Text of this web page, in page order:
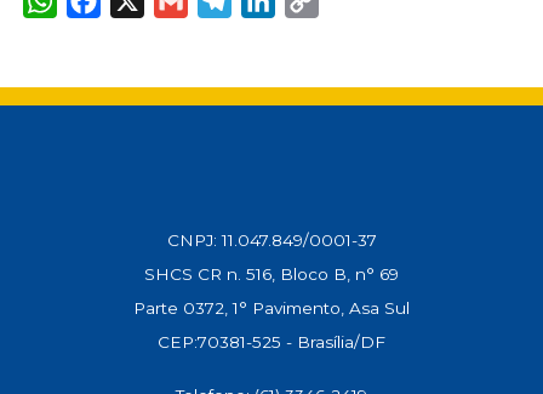
h
A
p
a
o
o
m
e
r
a
d
I
i
n
CNPJ: 11.047.849/0001-37
SHCS CR n. 516, Bloco B, n° 69
Parte 0372, 1° Pavimento, Asa Sul
CEP:70381-525 - Brasília/DF